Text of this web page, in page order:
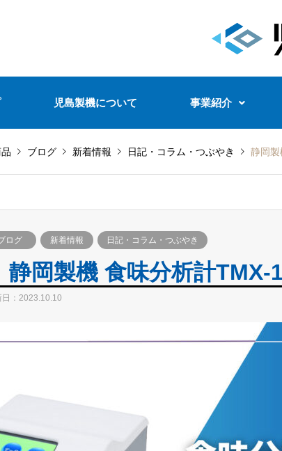
児島製機について 事業紹介
ブログ 新着情報 日記・コラム・つぶやき 静岡製
ログ 新着情報 日記・コラム・つぶやき
静岡製機 食味分析計TMX-
：2023.10.10